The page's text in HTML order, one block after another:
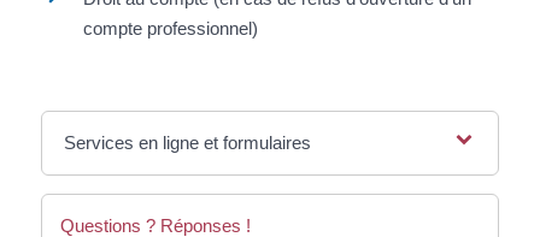
compte professionnel)
Services en ligne et formulaires
Questions ? Réponses !